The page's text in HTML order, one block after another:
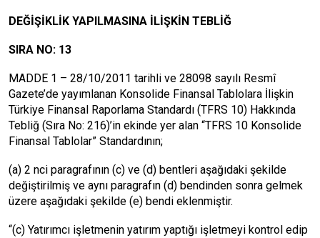
DEĞİŞİKLİK YAPILMASINA İLİŞKİN TEBLİĞ
SIRA NO: 13
MADDE 1 – 28/10/2011 tarihli ve 28098 sayılı Resmî
Gazete’de yayımlanan Konsolide Finansal Tablolara İlişkin
Türkiye Finansal Raporlama Standardı (TFRS 10) Hakkında
Tebliğ (Sıra No: 216)’in ekinde yer alan “TFRS 10 Konsolide
Finansal Tablolar” Standardının;
(a) 2 nci paragrafının (c) ve (d) bentleri aşağıdaki şekilde
değiştirilmiş ve aynı paragrafın (d) bendinden sonra gelmek
üzere aşağıdaki şekilde (e) bendi eklenmiştir.
“(c) Yatırımcı işletmenin yatırım yaptığı işletmeyi kontrol edip